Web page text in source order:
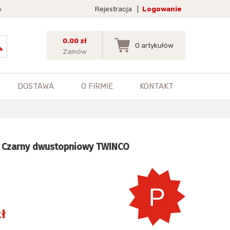
Rejestracja Logowanie
0.00 zł
Zamów
0 artykułów
DOSTAWA O FIRMIE KONTAKT
dwustopniowy TWINCO